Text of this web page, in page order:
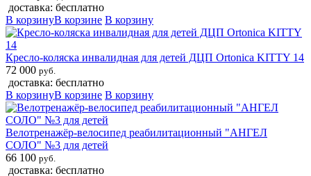
доставка: бесплатно
В корзинуВ корзине В корзину
Кресло-коляска инвалидная для детей ДЦП Ortonica KITTY 14
72 000 руб.
доставка: бесплатно
В корзинуВ корзине В корзину
Велотренажёр-велосипед реабилитационный "АНГЕЛ
СОЛО" №3 для детей
66 100 руб.
доставка: бесплатно